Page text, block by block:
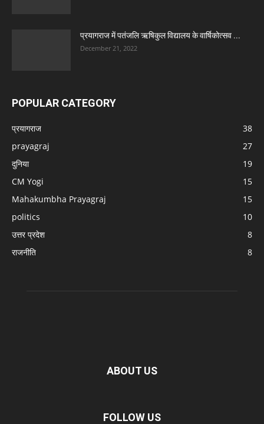
प्रयागराज में पतंजलि ऋषिकुल विद्यालय के वार्षिकोत्सव ...
December 21, 2022
POPULAR CATEGORY
प्रयागराज
38
prayagraj
27
दुनिया
19
CM Yogi
15
Mahakumbha Prayagraj
15
politics
10
उत्तर प्रदेश
8
राजनीति
8
ABOUT US
FOLLOW US